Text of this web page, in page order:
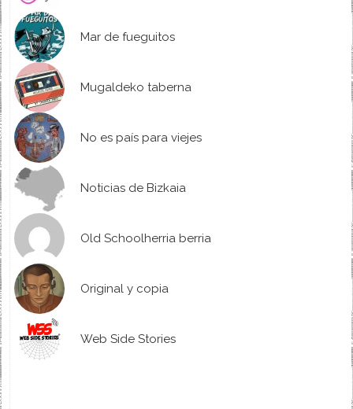
Mar de fueguitos
Mugaldeko taberna
No es país para viejes
Noticias de Bizkaia
Old Schoolherria berria
Original y copia
Web Side Stories